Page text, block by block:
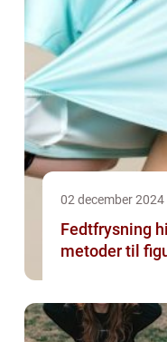
02 december 2024
Fedtfrysning
metoder til